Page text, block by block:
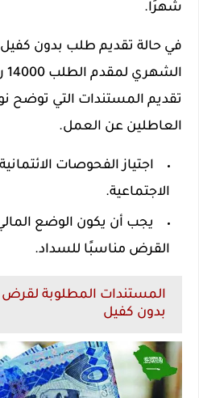
شهرًا.
في حالة تقديم طلب بدون كفيل،
تقديم المستندات التي توضح
العاطلين عن العمل.
اجتياز الفحوصات
الاجتماعية.
يجب أن يكون الوضع
القرض مناسبًا للسداد.
المستندات المطلوبة لقرض
بدون كفيل